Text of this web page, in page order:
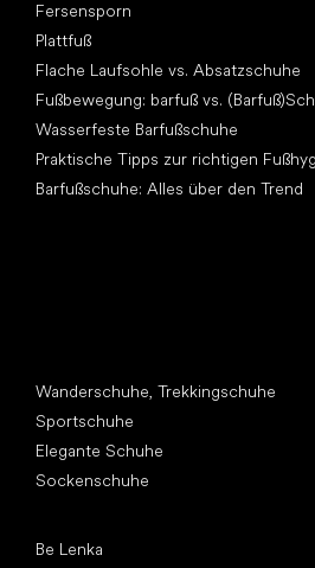
Fersensporn
Plattfuß
Flache Laufsohle vs. Absatzschuhe
Fußbewegung: barfuß vs.
Wasserfeste Barfußschuhe
Praktische Tipps zur richtigen
Barfußschuhe: Alles über den Trend
Wanderschuhe, Trekkingschuhe
Sportschuhe
Elegante Schuhe
Sockenschuhe
Be Lenka